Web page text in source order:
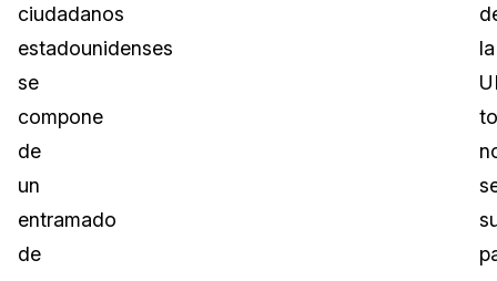
ciudadanos
estadounidenses
se
compone
de
un
entramado
de
la